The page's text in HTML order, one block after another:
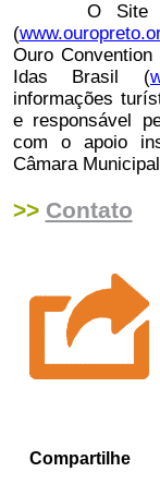
O Site
(
Ouro
Idas Brasil (
informações
e responsável
com o apoio
Câmara
>> Contato
Compartilhe